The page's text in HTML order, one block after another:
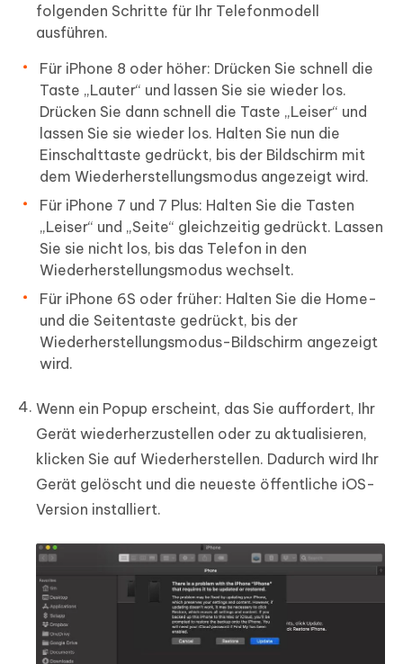
folgenden Schritte für Ihr Telefonmodell
ausführen.
Für iPhone 8 oder höher: Drücken Sie schnell die
Taste „Lauter“ und lassen Sie sie wieder los.
Drücken Sie dann schnell die Taste „Leiser“ und
lassen Sie sie wieder los. Halten Sie nun die
Einschalttaste gedrückt, bis der Bildschirm mit
dem Wiederherstellungsmodus angezeigt wird.
Für iPhone 7 und 7 Plus: Halten Sie die Tasten
„Leiser“ und „Seite“ gleichzeitig gedrückt. Lassen
Sie sie nicht los, bis das Telefon in den
Wiederherstellungsmodus wechselt.
Für iPhone 6S oder früher: Halten Sie die Home-
und die Seitentaste gedrückt, bis der
Wiederherstellungsmodus-Bildschirm angezeigt
wird.
Wenn ein Popup erscheint, das Sie auffordert, Ihr
Gerät wiederherzustellen oder zu aktualisieren,
klicken Sie auf Wiederherstellen. Dadurch wird Ihr
Gerät gelöscht und die neueste öffentliche iOS-
Version installiert.